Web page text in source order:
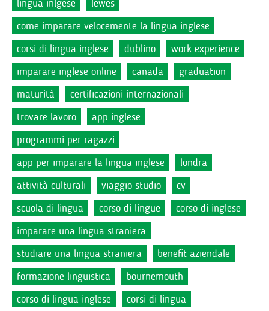
lingua inlgese
lewes
come imparare velocemente la lingua inglese
corsi di lingua inglese
dublino
work experience
imparare inglese online
canada
graduation
maturità
certificazioni internazionali
trovare lavoro
app inglese
programmi per ragazzi
app per imparare la lingua inglese
londra
attività culturali
viaggio studio
cv
scuola di lingua
corso di lingue
corso di inglese
imparare una lingua straniera
studiare una lingua straniera
benefit aziendale
formazione linguistica
bournemouth
corso di lingua inglese
corsi di lingua